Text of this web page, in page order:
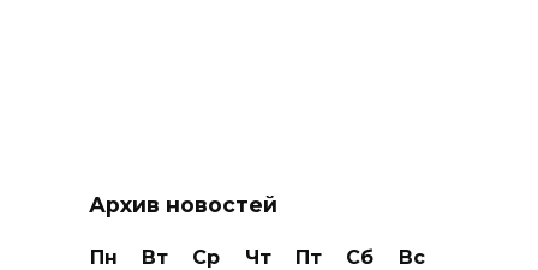
Архив новостей
Пн Вт Ср Чт Пт Сб
Вс